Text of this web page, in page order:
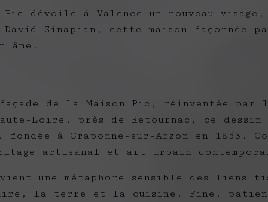
dévoile à Valence un nouveau
David Sinapian, cette maison façonnée
âme.
de la Maison Pic, réinventée par
Loire, près de Retournac, ce
à Craponne-sur-Arzon en 1853.
artisanal et art urbain
une métaphore sensible des liens
la terre et la cuisine. Fine,